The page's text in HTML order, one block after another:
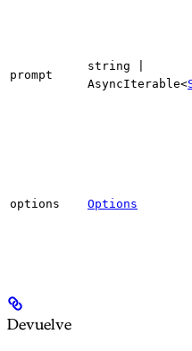
prompt
string |
AsyncIterable<
options Options
Devuelve